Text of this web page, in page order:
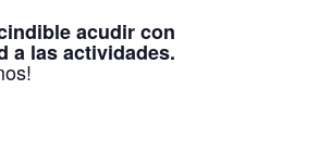
acudir con
a las actividades.